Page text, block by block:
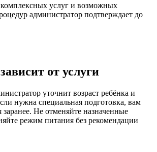
услуг и возможных
администратор подтверждает до
от услуги
уточнит возраст ребёнка и
нужна специальная подготовка, вам
заранее. Не отменяйте назначенные
режим питания без рекомендации